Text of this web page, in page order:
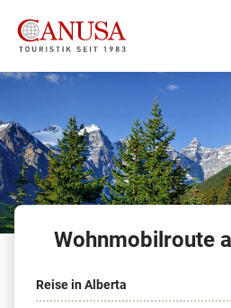
Reisearten
Inspiration
ServiceWohnmobilroute
Reise in Alberta